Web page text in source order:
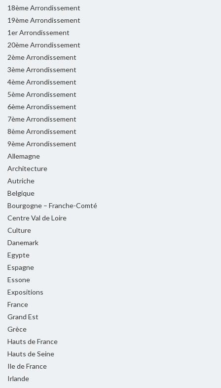
18ème Arrondissement
19ème Arrondissement
1er Arrondissement
20ème Arrondissement
2ème Arrondissement
3ème Arrondissement
4ème Arrondissement
5ème Arrondissement
6ème Arrondissement
7ème Arrondissement
8ème Arrondissement
9ème Arrondissement
Allemagne
Architecture
Autriche
Belgique
Bourgogne – Franche-Comté
Centre Val de Loire
Culture
Danemark
Egypte
Espagne
Essone
Expositions
France
Grand Est
Grèce
Hauts de France
Hauts de Seine
Ile de France
Irlande